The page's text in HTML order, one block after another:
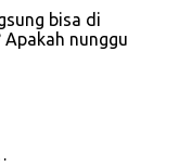
bisa di
nunggu